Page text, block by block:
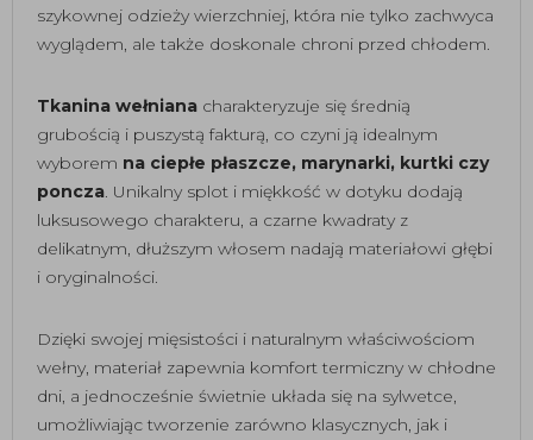
szykownej odzieży wierzchniej, która nie tylko zachwyca
wyglądem, ale także doskonale chroni przed chłodem.
Tkanina wełniana charakteryzuje się średnią
grubością i puszystą fakturą, co czyni ją idealnym
wyborem na ciepłe płaszcze, marynarki, kurtki czy
poncza. Unikalny splot i miękkość w dotyku dodają
luksusowego charakteru, a czarne kwadraty z
delikatnym, dłuższym włosem nadają materiałowi głębi
i oryginalności.
Dzięki swojej mięsistości i naturalnym właściwościom
wełny, materiał zapewnia komfort termiczny w chłodne
dni, a jednocześnie świetnie układa się na sylwetce,
umożliwiając tworzenie zarówno klasycznych, jak i